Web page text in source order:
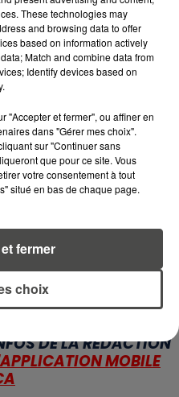
: POURQUOI LES
D'EAU
DES RAYONS...
COÛTE 25 %
QU'IL Y A CINQ ANS,
LES MARQUES QUI
DE LA RÉDACTION
MOBILE
These technologies may
and browsing data to offer
based on information actively
Match and combine data from
Identify devices based on
"Accepter et fermer", ou affiner en
dans "Gérer mes choix".
sur "Continuer sans
que pour ce site. Vous
votre consentement à tout
situé en bas de chaque page.
choix
fermer